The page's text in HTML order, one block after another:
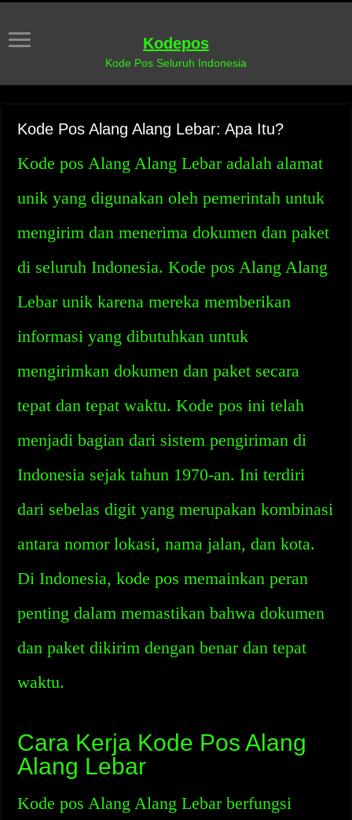
Kodepos
Kode Pos Seluruh Indonesia
Kode Pos Alang Alang Lebar: Apa Itu?
Kode pos Alang Alang Lebar adalah alamat
unik yang digunakan oleh pemerintah untuk
mengirim dan menerima dokumen dan paket
di seluruh Indonesia. Kode pos Alang Alang
Lebar unik karena mereka memberikan
informasi yang dibutuhkan untuk
mengirimkan dokumen dan paket secara
tepat dan tepat waktu. Kode pos ini telah
menjadi bagian dari sistem pengiriman di
Indonesia sejak tahun 1970-an. Ini terdiri
dari sebelas digit yang merupakan kombinasi
antara nomor lokasi, nama jalan, dan kota.
Di Indonesia, kode pos memainkan peran
penting dalam memastikan bahwa dokumen
dan paket dikirim dengan benar dan tepat
waktu.
Cara Kerja Kode Pos Alang
Alang Lebar
Kode pos Alang Alang Lebar berfungsi